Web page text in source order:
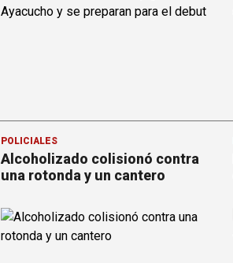
POLICIALES
Alcoholizado colisionó contra
una rotonda y un cantero